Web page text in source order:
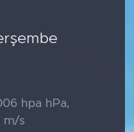
hpa hPa,
m/s